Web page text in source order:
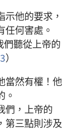
示他的要求 ，
任何害處 。
們聽從上帝的
）
當然有權 ！ 他
。
們 ， 上帝的
， 第三點則涉及